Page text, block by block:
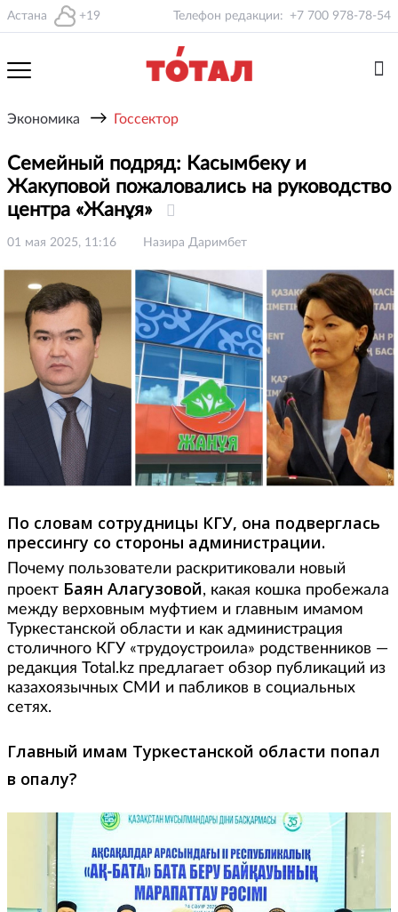
Астана +19 Телефон редакции: +7 700 978-78-54
Экономика → Госсектор
Семейный подряд: Касымбеку и
Жакуповой пожаловались на руководство
центра «Жанұя»
01 мая 2025, 11:16 Назира Даримбет
По словам сотрудницы КГУ, она подверглась
прессингу со стороны администрации.
Почему пользователи раскритиковали новый
проект Баян Алагузовой, какая кошка пробежала
между верховным муфтием и главным имамом
Туркестанской области и как администрация
столичного КГУ «трудоустроила» родственников —
редакция Total.kz предлагает обзор публикаций из
казахоязычных СМИ и пабликов в социальных
сетях.
Главный имам Туркестанской области попал
в опалу?